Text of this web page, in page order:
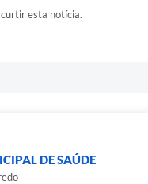
esta notícia.
DE SAÚDE